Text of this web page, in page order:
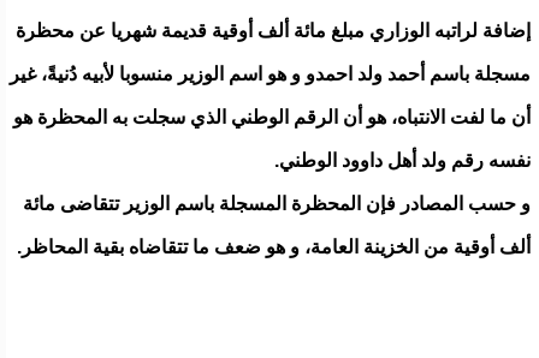
إضافة لراتبه الوزاري مبلغ مائة ألف أوقية قديمة شهريا عن محظرة
مسجلة باسم أحمد ولد احمدو و هو اسم الوزير منسوبا لأبيه دُنيةً، غير
أن ما لفت الانتباه، هو أن الرقم الوطني الذي سجلت به المحظرة هو
نفسه رقم ولد أهل داوود الوطني.
و حسب المصادر فإن المحظرة المسجلة باسم الوزير تتقاضى مائة
ألف أوقية من الخزينة العامة، و هو ضعف ما تتقاضاه بقية المحاظر.